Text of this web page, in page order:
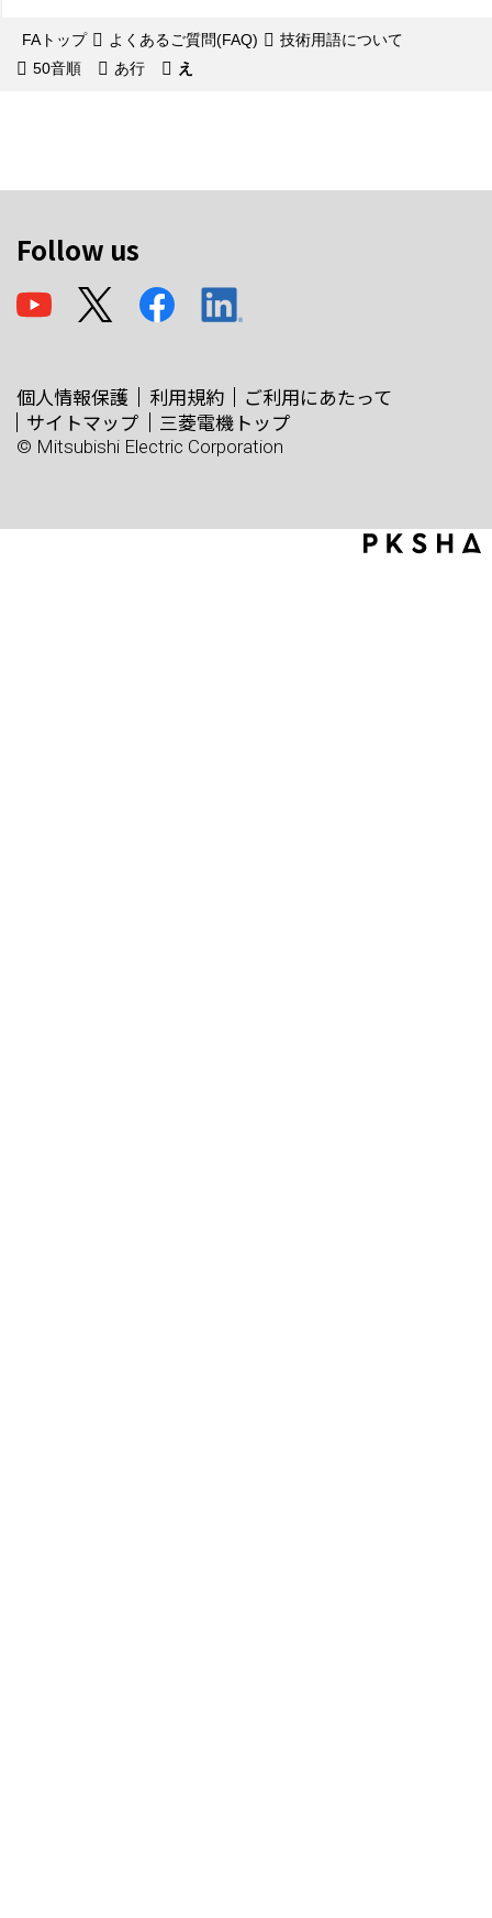
FAトップ よくあるご質問(FAQ)
技術用語について
50音順
あ行 え
Follow us
個人情報保護 利用規約
ご利用にあたって
サイトマップ
三菱電機トップ
© Mitsubishi Electric Corporation